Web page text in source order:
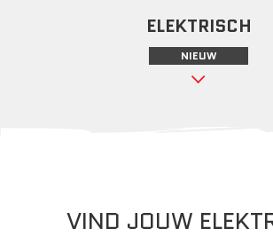
ELEKTRISCH
NIEUW
VIND JOUW